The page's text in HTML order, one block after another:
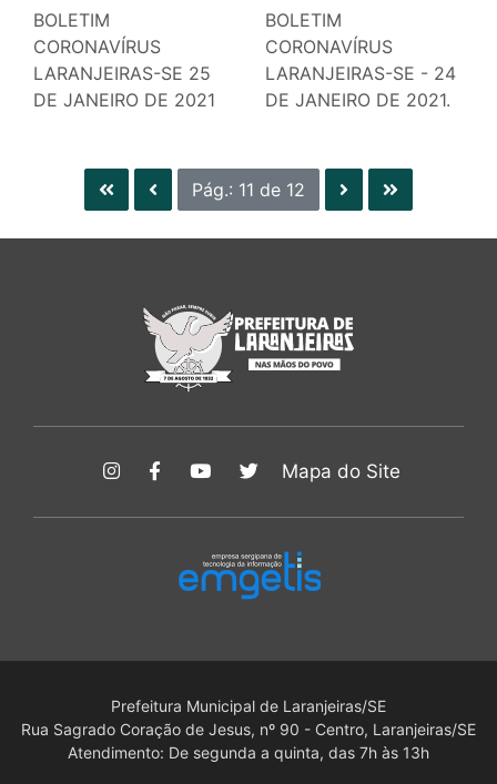
BOLETIM
CORONAVÍRUS
LARANJEIRAS-SE 25
DE JANEIRO DE 2021
BOLETIM
CORONAVÍRUS
LARANJEIRAS-SE - 24
DE JANEIRO DE 2021.
Pág.: 11 de 12
Mapa do Site
Prefeitura Municipal de Laranjeiras/SE
Rua Sagrado Coração de Jesus, nº 90 - Centro, Laranjeiras/SE
Atendimento: De segunda a quinta, das 7h às 13h